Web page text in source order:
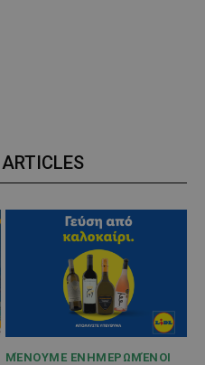
ΜΈΝΟΥΜΕ ΕΝΗΜΕΡΩΜΈΝΟΙ